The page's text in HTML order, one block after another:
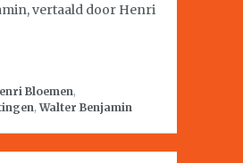
vertaald door Henri
Bloemen,
,Walter Benjamin